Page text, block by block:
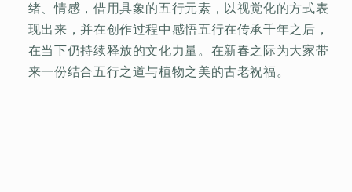
绪、情感，借用具象的五行元素，以视觉化的方式表
现出来，并在创作过程中感悟五行在传承千年之后，
在当下仍持续释放的文化力量。在新春之际为大家带
来一份结合五行之道与植物之美的古老祝福。